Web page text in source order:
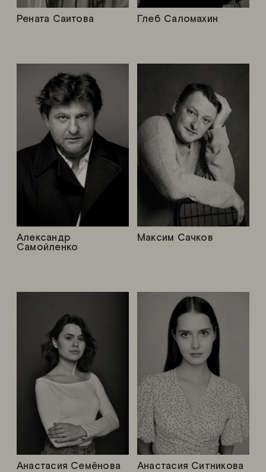
Рената Саитова
Анастасия Семёнова
Александр
Самойленко
Максим Сачков
Анастасия Ситникова
Глеб Саломахин